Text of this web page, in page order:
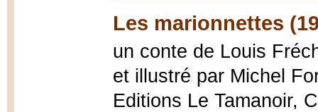
Les marionnettes
un conte de Louis
et illustré par Michel
Editions Le Tamanoir,